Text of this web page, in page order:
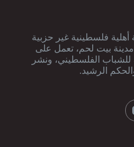
فلسطينية غير حزبية
تأسست عام 2004 في مدينة بيت لحم، تعمل على
للشباب الفلسطيني، ونشر
الرشيد.